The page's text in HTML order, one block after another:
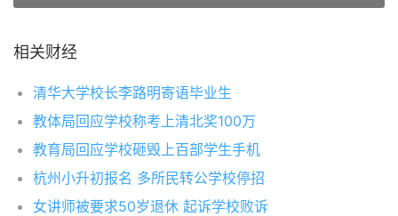
相关财经
清华大学校长李路明寄语毕业生
教体局回应学校称考上清北奖100万
教育局回应学校砸毁上百部学生手机
杭州小升初报名 多所民转公学校停招
女讲师被要求50岁退休 起诉学校败诉